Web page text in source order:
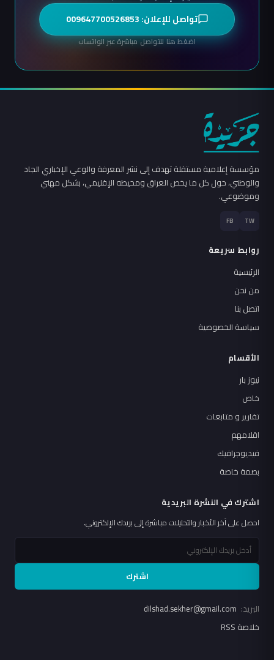
تواصل للإعلان: 009647700526853
اضغط هنا للتواصل مباشرة عبر الواتساب
مؤسسة إعلامية مستقلة تهدف إلى نشر المعرفة والوعي الإخباري الجاد
والوطني، حول كل ما يخص العراق ومحيطه الإقليمي، بشكل مهني
وموضوعي.
TW
FB
روابط سريعة
الرئيسية
من نحن
اتصل بنا
سياسة الخصوصية
الأقسام
نيوز بار
خاص
تقارير و متابعات
اقلامهم
فيديوجرافيك
بصمة خاصة
اشترك في النشرة البريدية
احصل على آخر الأخبار والتحليلات مباشرة إلى بريدك الإلكتروني.
اشترك
البريد:
خلاصة RSS